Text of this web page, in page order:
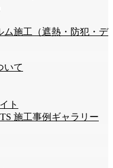
施工（遮熱・防犯・デ
いて
ト
施工事例ギャラリー